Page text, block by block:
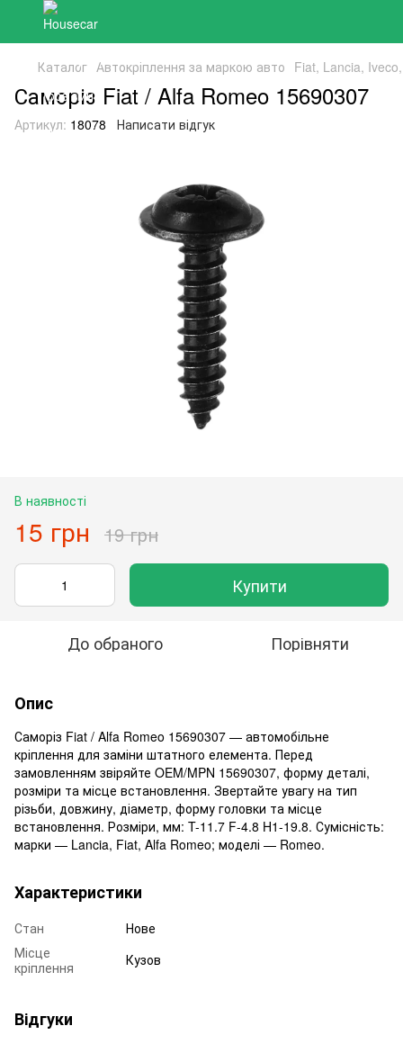
Каталог Автокріплення за маркою авто Fiat, Lancia,
Саморіз Fiat / Alfa Romeo 15690307
Артикул: 18078 Написати відгук
В наявності
15 грн 19 грн
Купити
До обраного Порівняти
Опис
Саморіз Fiat / Alfa Romeo 15690307 — автомобільне
кріплення для заміни штатного елемента. Перед
замовленням звіряйте OEM/MPN 15690307, форму деталі,
розміри та місце встановлення. Звертайте увагу на тип
різьби, довжину, діаметр, форму головки та місце
встановлення. Розміри, мм: T-11.7 F-4.8 H1-19.8. Сумісність:
марки — Lancia, Fiat, Alfa Romeo; моделі — Romeo.
Характеристики
Стан
Нове
Місце
кріплення
Кузов
Відгуки